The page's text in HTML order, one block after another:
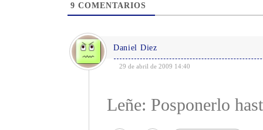
9 COMENTARIOS
Daniel Diez
29 de abril de 2009 14:40
Leñe: Posponerlo